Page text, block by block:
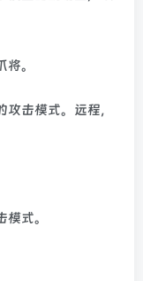
。
击模式。远程，
式。